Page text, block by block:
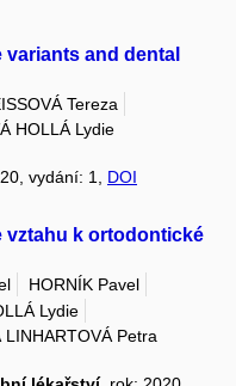
and dental
Tereza
HOLLÁ Lydie
vydání: 1, DOI
vztahu k ortodontické
HORNÍK Pavel
Lydie
LINHARTOVÁ Petra